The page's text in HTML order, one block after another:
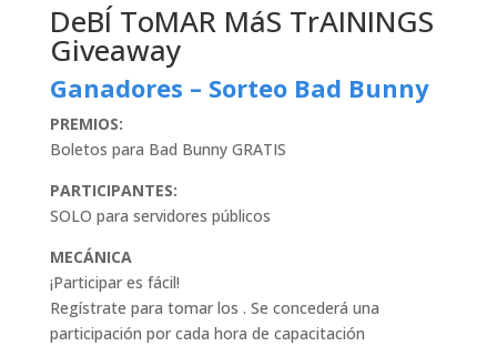
DeBÍ ToMAR MáS TrAININGS
Giveaway
Ganadores – Sorteo Bad Bunny
PREMIOS:
Boletos para Bad Bunny GRATIS
PARTICIPANTES:
SOLO para servidores públicos
MECÁNICA
¡Participar es fácil!
Regístrate para tomar los . Se concederá una
participación por cada hora de capacitación